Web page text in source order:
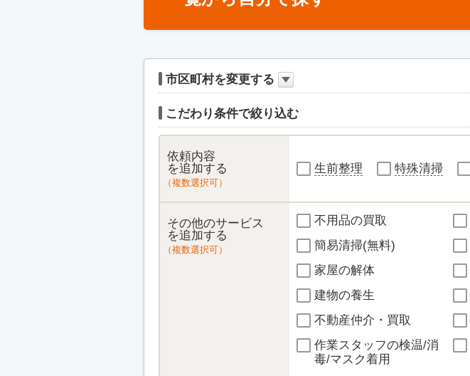
市区町村を変更する
こだわり条件で絞り込む
依頼内容
を追加する
（複数選択可）
生前整理 特殊清掃
その他のサービス
を追加する
（複数選択可）
不用品の買取
簡易清掃(無料)
家屋の解体
建物の養生
不動産仲介・買取
作業スタッフの検温/消
毒/マスク着用